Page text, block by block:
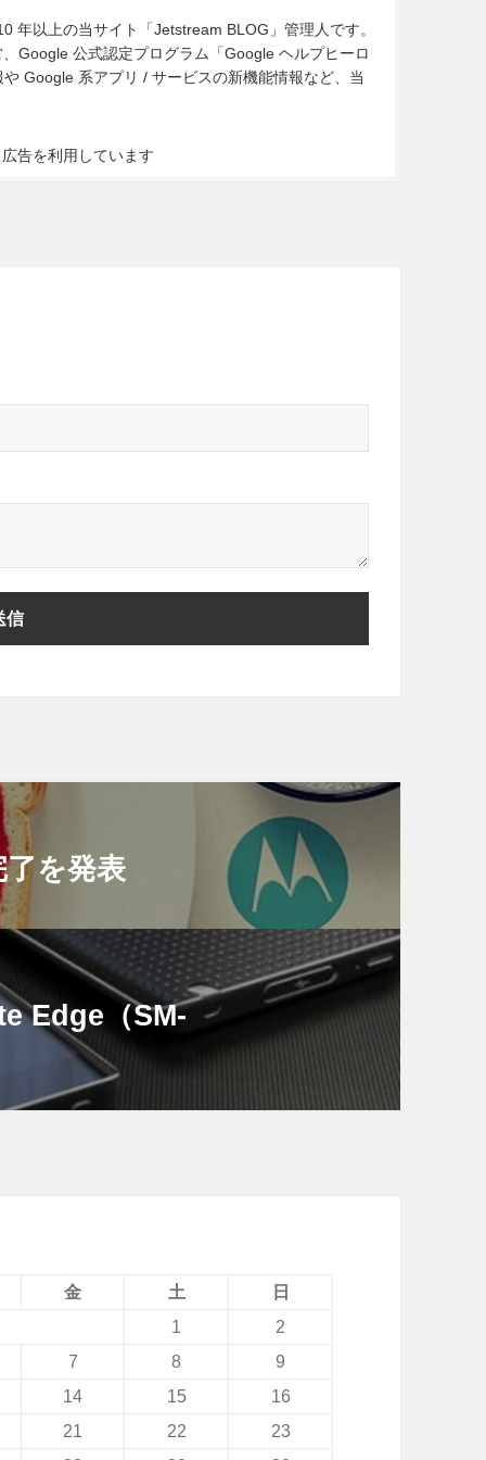
年以上の当サイト「Jetstream BLOG」管理人です。
Google 公式認定プログラム「Google ヘルプヒーロ
Google 系アプリ / サービスの新機能情報など、当
告を利用しています
を発表
Edge（SM-
金 土
日
1
2
7 8
9
14 15
16
21 22
23